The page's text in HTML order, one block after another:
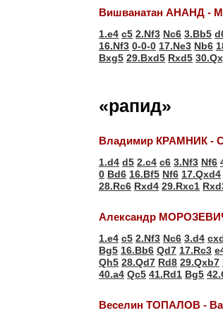
Вишванатан АНАНД -
1.e4 c5 2.Nf3 Nc6 3.Bb5
16.Nf3 0-0-0 17.Ne3 Nb6
Bxg5 29.Bxd5 Rxd5
«рапид»
Владимир КРАМНИК -
1.d4 d5 2.c4 c6 3.Nf3 Nf6
0 Bd6 16.Bf5 Nf6 17.Qxd4
28.Rc6 Rxd4 29.Rxc1
Александр
1.e4 c5 2.Nf3 Nc6 3.d4
Bg5 16.Bb6 Qd7 17.Rc3
Qh5 28.Qd7 Rd8 29.Qxb7
40.a4 Qc5 41.Rd1 Bg5
Веселин ТОПАЛОВ -